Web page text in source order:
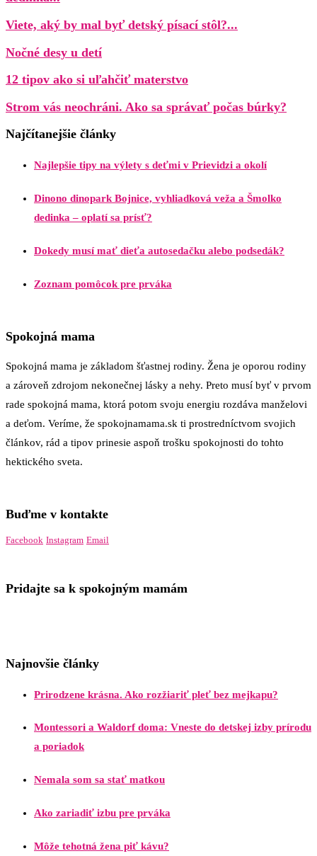
Viete, aký by mal byť detský písací stôl?...
Nočné desy u detí
12 tipov ako si uľahčiť materstvo
Strom vás neochráni. Ako sa správať počas búrky?
Najčítanejšie články
Najlepšie tipy na výlety s deťmi v Prievidzi a okolí
Dinono dinopark Bojnice, vyhliadková veža a Šmolko
dedinka – oplatí sa prísť?
Dokedy musí mať dieťa autosedačku alebo podsedák?
Zoznam pomôcok pre prváka
Spokojná mama
Spokojná mama je základom šťastnej rodiny. Žena je oporou rodiny
a zároveň zdrojom nekonečnej lásky a nehy. Preto musí byť v prvom
rade spokojná mama, ktorá potom svoju energiu rozdáva manželovi
a deťom. Veríme, že spokojnamama.sk ti prostredníctvom svojich
článkov, rád a tipov prinesie aspoň trošku spokojnosti do tohto
hektického sveta.
Buďme v kontakte
Facebook Instagram Email
Pridajte sa k spokojným mamám
Najnovšie články
Prirodzene krásna. Ako rozžiariť pleť bez mejkapu?
Montessori a Waldorf doma: Vneste do detskej izby prírodu
a poriadok
Nemala som sa stať matkou
Ako zariadiť izbu pre prváka
Môže tehotná žena piť kávu?